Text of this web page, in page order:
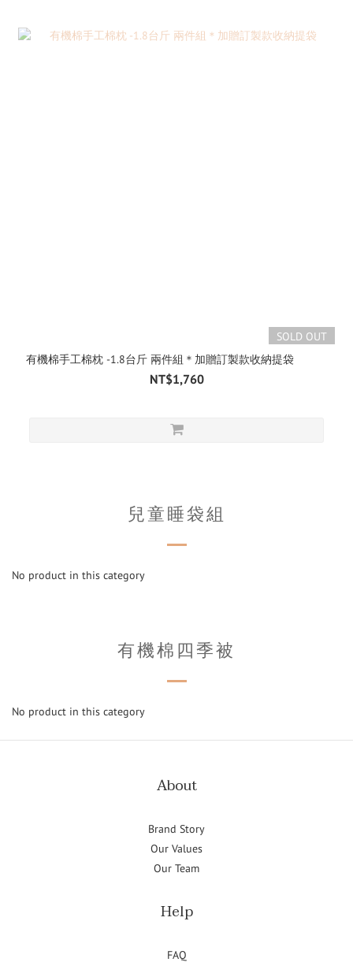
SOLD OUT
有機棉手工棉枕 -1.8台斤 兩件組＊加贈訂製款收納提袋
NT$1,760
兒童睡袋組
No product in this category
有機棉四季被
No product in this category
About
Brand Story
Our Values
Our Team
Help
FAQ